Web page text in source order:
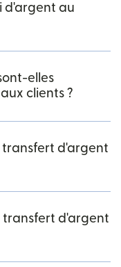
d'argent au
elles
clients ?
transfert d'argent
transfert d'argent